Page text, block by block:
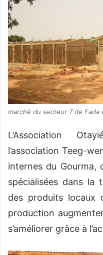
marché du secteur 7 de
L’Association
l’association Teeg-
internes du Gourma,
spécialisées dans la
des produits locaux
production
s’améliorer grâce à